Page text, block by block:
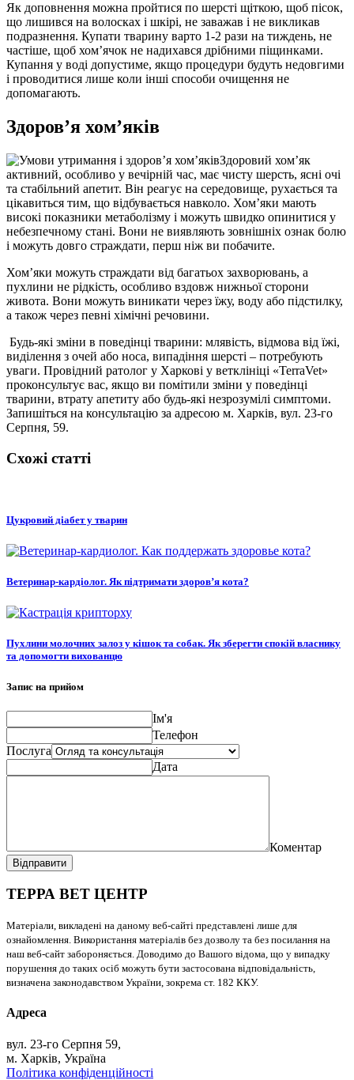
Як доповнення можна пройтися по шерсті щіткою, щоб пісок,
що лишився на волосках і шкірі, не заважав і не викликав
подразнення. Купати тварину варто 1-2 рази на тиждень, не
частіше, щоб хом’ячок не надихався дрібними піщинками.
Купання у воді допустиме, якщо процедури будуть недовгими
і проводитися лише коли інші способи очищення не
допомагають.
Здоров’я хом’яків
Здоровий хом’як
активний, особливо у вечірній час, має чисту шерсть, ясні очі
та стабільний апетит. Він реагує на середовище, рухається та
цікавиться тим, що відбувається навколо. Хом’яки мають
високі показники метаболізму і можуть швидко опинитися у
небезпечному стані. Вони не виявляють зовнішніх ознак болю
і можуть довго страждати, перш ніж ви побачите.
Хом’яки можуть страждати від багатьох захворювань, а
пухлини не рідкість, особливо вздовж нижньої сторони
живота. Вони можуть виникати через їжу, воду або підстилку,
а також через певні хімічні речовини.
Будь-які зміни в поведінці тварини: млявість, відмова від їжі,
виділення з очей або носа, випадіння шерсті – потребують
уваги. Провідний ратолог у Харкові у ветклініці «TerraVet»
проконсультує вас, якщо ви помітили зміни у поведінці
тварини, втрату апетиту або будь-які незрозумілі симптоми.
Запишіться на консультацію за адресою м. Харків, вул. 23-го
Серпня, 59.
Схожі статті
Цукровий діабет у тварин
Ветеринар-кардіолог. Як підтримати здоров’я кота?
Пухлини молочних залоз у кішок та собак. Як зберегти спокій власнику
та допомогти вихованцю
Запис на прийом
Ім'я
Телефон
Послуга
Дата
Коментар
Відправити
ТЕРРА ВЕТ ЦЕНТР
Матеріали, викладені на даному веб-сайті представлені лише для
ознайомлення. Використання матеріалів без дозволу та без посилання на
наш веб-сайт забороняється. Доводимо до Вашого відома, що у випадку
порушення до таких осіб можуть бути застосована відповідальність,
визначена законодавством України, зокрема ст. 182 ККУ.
Адреса
вул. 23-го Серпня 59,
м. Харків, Україна
Політика конфіденційності